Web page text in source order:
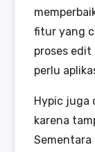
fitur yang
proses
perlu
Hypic juga
karena